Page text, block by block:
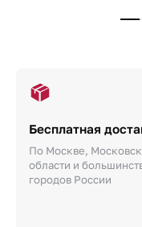
Бесплатная
По Москве,
области и
городов России